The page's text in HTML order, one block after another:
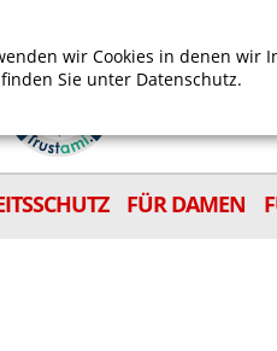
FÜR DAMEN
wir Cookies in denen wir
Sie unter Datenschutz.